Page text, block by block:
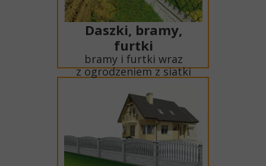
Daszki, bramy,
furtki
bramy i furtki wraz
z ogrodzeniem z siatki